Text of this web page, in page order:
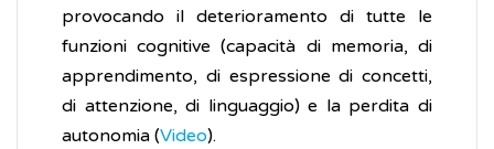
provocando il deterioramento di tutte le
funzioni cognitive (capacità di memoria, di
apprendimento, di espressione di concetti,
di attenzione, di linguaggio) e la perdita di
autonomia (Video).